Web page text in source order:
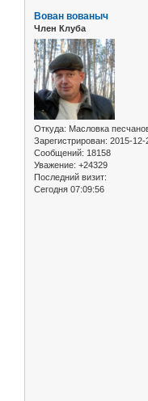
Вован вованыч
Член Клуба
Откуда: Масловка
Зарегистрирован: 2015-12-
Сообщений: 18158
Уважение: +24329
Последний визит:
Сегодня 07:09:56